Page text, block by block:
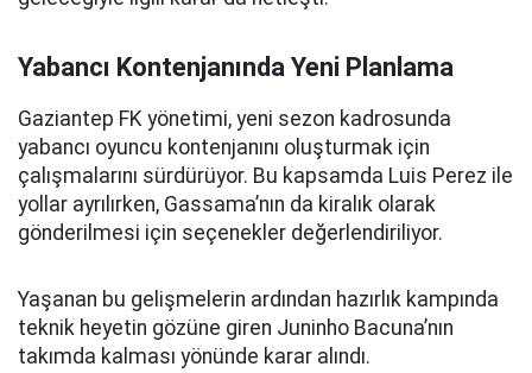
Yabancı Kontenjanında Yeni Planlama
Gaziantep FK yönetimi, yeni sezon kadrosunda
yabancı oyuncu kontenjanını oluşturmak için
çalışmalarını sürdürüyor. Bu kapsamda Luis Perez ile
yollar ayrılırken, Gassama’nın da kiralık olarak
gönderilmesi için seçenekler değerlendiriliyor.
Yaşanan bu gelişmelerin ardından hazırlık kampında
teknik heyetin gözüne giren Juninho Bacuna’nın
takımda kalması yönünde karar alındı.